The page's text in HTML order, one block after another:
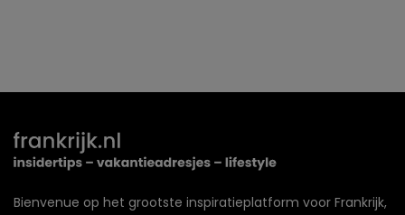
Bienvenue op het grootste inspiratieplatform voor Frankrijk,